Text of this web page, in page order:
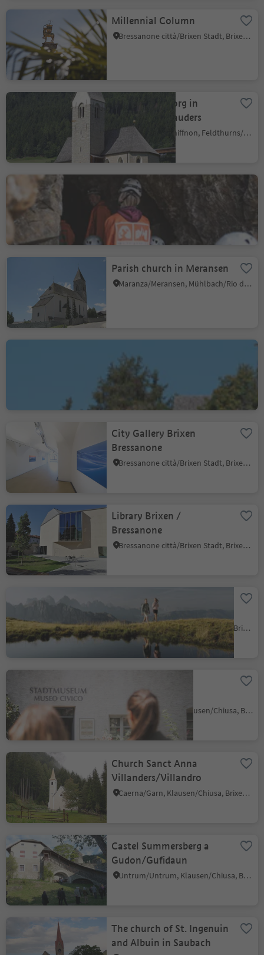
Millennial Column
Bressanone città/Brixen Stadt, Brixen/Bressanone, Brixen/Bressanone and environs
Church St. Georg in
Snodres/Schnauders
Giovignano/Tschiffnon, Feldthurns/Velturno, Brixen/Bressanone and environs
Silver Mine Villanders
Lazfons/Latzfons, Villanders/Villandro, Brixen/Bressanone and environs
Parish church in Meransen
Maranza/Meransen, Mühlbach/Rio di Pusteria, Brixen/Bressanone and environs
Cornale
City Gallery Brixen
Bressanone
Bressanone città/Brixen Stadt, Brixen/Bressanone, Brixen/Bressanone and environs
Library Brixen /
Bressanone
Bressanone città/Brixen Stadt, Brixen/Bressanone, Brixen/Bressanone and environs
Plose skiing and hiking
Plose/Plose, Brixen/Bressanone, Brixen/Bressanone and environs
Klausen/Chiusa
Lazfons/Latzfons, Klausen/Chiusa, Brixen/Bressanone and environs
Church Sanct Anna
Villanders/Villandro
Caerna/Garn, Klausen/Chiusa, Brixen/Bressanone and environs
Castel Summersberg a
Gudon/Gufidaun
Untrum/Untrum, Klausen/Chiusa, Brixen/Bressanone and environs
The church of St. Ingenuin
and Albuin in Saubach